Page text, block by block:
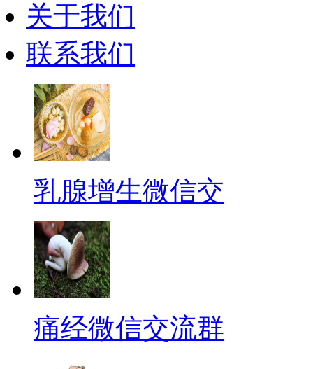
关于我们
联系我们
乳腺增生微信交
痛经微信交流群